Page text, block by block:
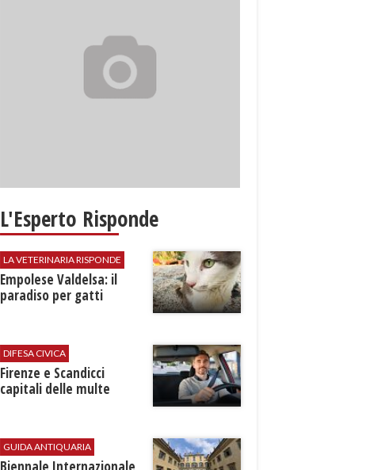
L'Esperto Risponde
LA VETERINARIA RISPONDE
Empolese Valdelsa: il
paradiso per gatti
DIFESA CIVICA
Firenze e Scandicci
capitali delle multe
GUIDA ANTIQUARIA
Biennale Internazionale